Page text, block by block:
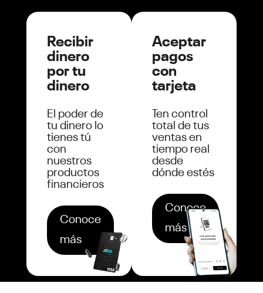
Recibir
dinero
por tu
dinero
El poder de
tu dinero lo
tienes tú
con
nuestros
productos
financieros
Conoce
más
Aceptar
pagos
con
tarjeta
Ten control
total de tus
ventas en
tiempo real
desde
dónde estés
Conoce
más